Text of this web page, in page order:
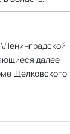
далее
Щёлковского